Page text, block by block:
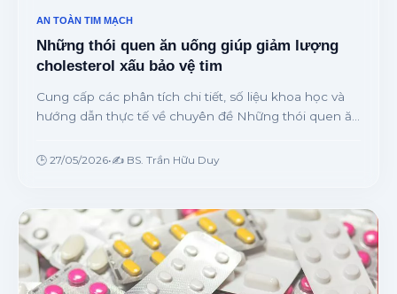
AN TOÀN TIM MẠCH
Những thói quen ăn uống giúp giảm lượng
cholesterol xấu bảo vệ tim
Cung cấp các phân tích chi tiết, số liệu khoa học và
hướng dẫn thực tế về chuyên đề Những thói quen ăn
chuyên gia.
🕒 27/05/2026•✍️ BS. Trần Hữu Duy